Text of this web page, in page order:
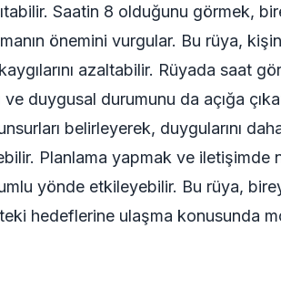
Saatin 8 olduğunu görmek,
önemini vurgular. Bu rüya,
azaltabilir. Rüyada saat
ve duygusal durumunu da açığa
belirleyerek, duygularını
Planlama yapmak ve iletişimde
yönde etkileyebilir. Bu rüya,
hedeflerine ulaşma konusunda